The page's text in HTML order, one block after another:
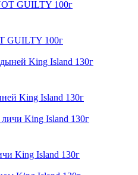
GUILTY 100г
King Island 130г
King Island 130г